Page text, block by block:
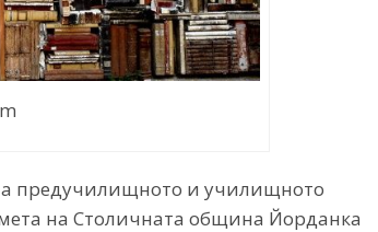
предучилищното и училищното
на Столичната община Йорданка